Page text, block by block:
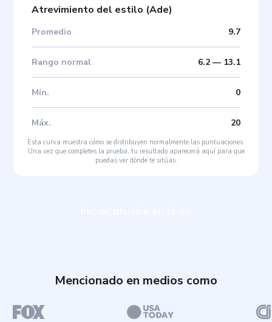
Atrevimiento del estilo (Ade)
Promedio 9.7
Rango normal 6.2— 13.1
Mín. 0
Máx. 20
Esta curva muestra cómo se distribuyen normalmente las puntuaciones.
Una vez que completes la prueba, tu resultado aparecerá aquí para que
puedas ver dónde te sitúas.
Mencionado en medios como